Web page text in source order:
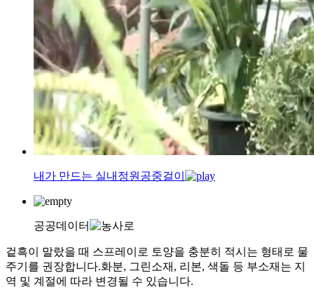
내가 만드는 실내정원 공중걸이
공공데이터
겉흑이 말랐을 때 스프레이로 토양을 충분히 적시는 형태로 물
주기를 권장합니다.화분, 그린소재, 리본, 색돌 등 부소재는 지
역 및 계절에 따라 변경될 수 있습니다.